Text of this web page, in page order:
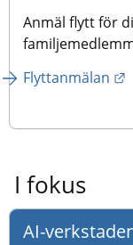
Anmäl flytt för
Flyttanmälan
I fokus
AI-